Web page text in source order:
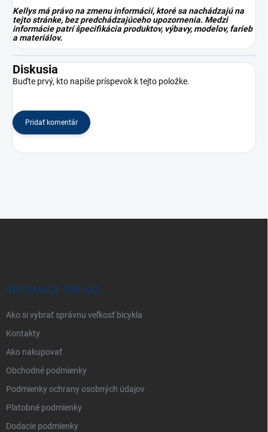
Kellys má právo na zmenu informácií, ktoré sa nachádzajú na
tejto stránke, bez predchádzajúceho upozornenia. Medzi
informácie patrí špecifikácia produktov, výbavy, modelov, farieb
a materiálov.
Diskusia
Buďte prvý, kto napíše príspevok k tejto položke.
Pridať komentár
INFORMÁCIE PRE VÁS
Ako si vybrať správnu veľkosť bicykla
Kontakty
Ako nakupovať
Obchodné podmienky
Podmienky ochrany osobných údajov
Platobné podmienky
Dodacie podmienky